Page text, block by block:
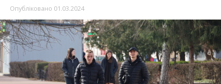
Опубліковано 01.03.2024